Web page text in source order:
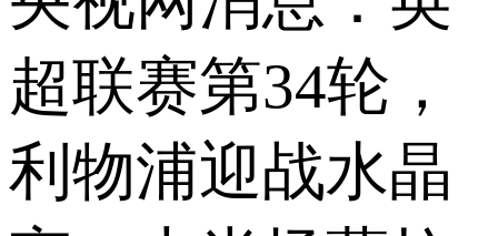
超联赛第34轮，
利物浦迎战水晶